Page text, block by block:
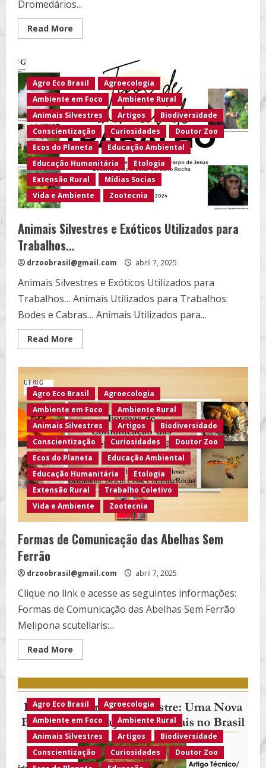
Dromedários...
Read More
more
Trabalhos:
Golfinhos,
Orcas,
Camelos
e
Dromedários,
Pombos-
correios,
Papagaios,
Periquitos,
Primatas…
Agro Eco Brasil
Agroecologia
Ambiente em Foco
Ambiente Rural
Animais Silvestres
Artigos
Biodiversidade
Conscientização
Curiosidades
Doutor Zoo
Ecos do Planeta
Educação Ambiental
Educação Humanitária
Etologia
Extensão Rural
Mídias Socias
Vida e Ambiente
Zootecnia
Animais Silvestres e Exóticos Utilizados para
Trabalhos…
drzoobrasil@gmail.com abril 7, 2025
Animais Silvestres e Exóticos Utilizados para
Trabalhos… Animais Utilizados para Trabalhos:
Bodes e Cabras… Animais Utilizados para...
Read More
more
Exóticos
Utilizados
para
Trabalhos…
Agro Eco Brasil
Agroecologia
Ambiente em Foco
Ambiente Rural
Animais Silvestres
Artigos
Biodiversidade
Conscientização
Curiosidades
Doutor Zoo
Ecos do Planeta
Educação Ambiental
Educação Humanitária
Etologia
Extensão Rural
Trabalho Coletivo
Vida e Ambiente
Zootecnia
Formas de Comunicação das Abelhas Sem
Ferrão
drzoobrasil@gmail.com abril 7, 2025
Clique no link e acesse as seguintes informações:
Formas de Comunicação das Abelhas Sem Ferrão
Melipona scutellaris:...
Read More
more
Comunicação
das
Abelhas
Sem
Ferrão
Agro Eco Brasil
Agroecologia
Ambiente em Foco
Ambiente Rural
Animais Silvestres
Artigos
Biodiversidade
Conscientização
Curiosidades
Doutor Zoo